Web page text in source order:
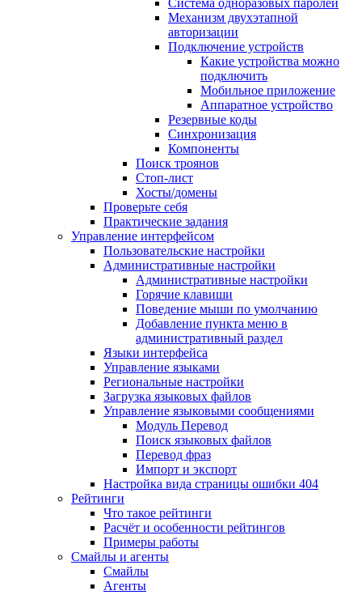
Система одноразовых паролей
Механизм двухэтапной
авторизации
Подключение устройств
Какие устройства можно
подключить
Мобильное приложение
Аппаратное устройство
Резервные коды
Синхронизация
Компоненты
Поиск троянов
Стоп-лист
Хосты/домены
Проверьте себя
Практические задания
Управление интерфейсом
Пользовательские настройки
Административные настройки
Административные настройки
Горячие клавиши
Поведение мыши по умолчанию
Добавление пункта меню в
административный раздел
Языки интерфейса
Управление языками
Региональные настройки
Загрузка языковых файлов
Управление языковыми сообщениями
Mодуль Перевод
Поиск языковых файлов
Перевод фраз
Импорт и экспорт
Настройка вида страницы ошибки 404
Рейтинги
Что такое рейтинги
Расчёт и особенности рейтингов
Примеры работы
Смайлы и агенты
Смайлы
Агенты